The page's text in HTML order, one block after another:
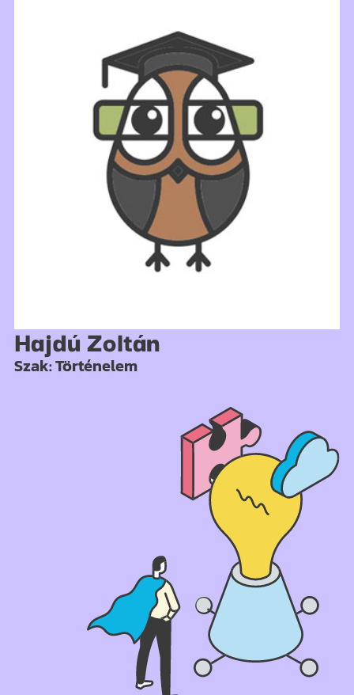
Hajdú Zoltán
Szak: Történelem